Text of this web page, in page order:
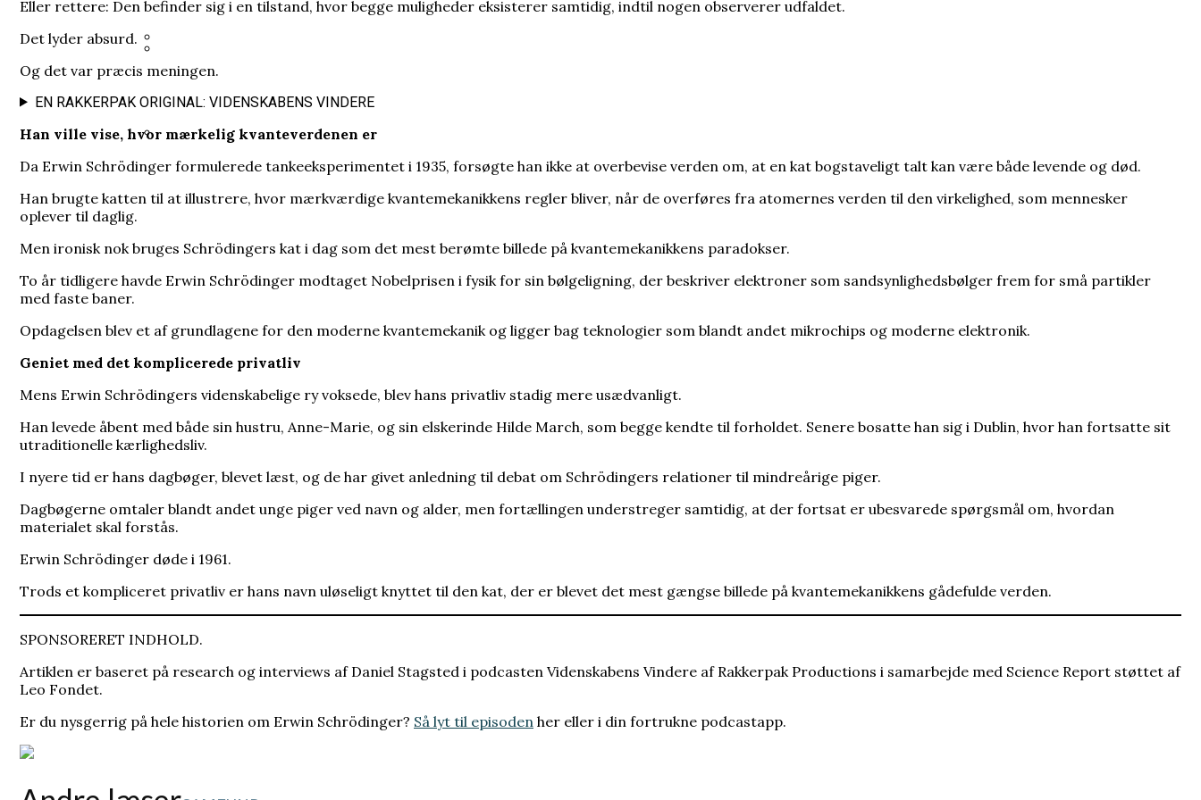
35 års spørgsmål tvang regeringen til ny undersøgelse af Scandinavian Star
Heisenberg hævdede, at han bremsede Hitlers atombombe. Ingen ved, om det passer
I sin fritid blev en embedsmand nobelprismodtager
Eller rettere: Den befinder sig i en tilstand, hvor begge muligheder eksisterer samtidig, indtil nogen observerer udfaldet.
Det lyder absurd.
Og det var præcis meningen.
EN RAKKERPAK ORIGINAL: VIDENSKABENS VINDERE
Han ville vise, hvor mærkelig kvanteverdenen er
Da Erwin Schrödinger formulerede tankeeksperimentet i 1935, forsøgte han ikke at overbevise verden om, at en kat bogstaveligt talt kan være både levende og død.
Han brugte katten til at illustrere, hvor mærkværdige kvantemekanikkens regler bliver, når de overføres fra atomernes verden til den virkelighed, som mennesker
oplever til daglig.
Men ironisk nok bruges Schrödingers kat i dag som det mest berømte billede på kvantemekanikkens paradokser.
To år tidligere havde Erwin Schrödinger modtaget Nobelprisen i fysik for sin bølgeligning, der beskriver elektroner som sandsynlighedsbølger frem for små partikler
med faste baner.
Opdagelsen blev et af grundlagene for den moderne kvantemekanik og ligger bag teknologier som blandt andet mikrochips og moderne elektronik.
Geniet med det komplicerede privatliv
Mens Erwin Schrödingers videnskabelige ry voksede, blev hans privatliv stadig mere usædvanligt.
Han levede åbent med både sin hustru, Anne-Marie, og sin elskerinde Hilde March, som begge kendte til forholdet. Senere bosatte han sig i Dublin, hvor han fortsatte sit
utraditionelle kærlighedsliv.
I nyere tid er hans dagbøger, blevet læst, og de har givet anledning til debat om Schrödingers relationer til mindreårige piger.
Dagbøgerne omtaler blandt andet unge piger ved navn og alder, men fortællingen understreger samtidig, at der fortsat er ubesvarede spørgsmål om, hvordan
materialet skal forstås.
Erwin Schrödinger døde i 1961.
Trods et kompliceret privatliv er hans navn uløseligt knyttet til den kat, der er blevet det mest gængse billede på kvantemekanikkens gådefulde verden.
SPONSORERET INDHOLD.
Artiklen er baseret på research og interviews af Daniel Stagsted i podcasten Videnskabens Vindere af Rakkerpak Productions i samarbejde med Science Report støttet af
Leo Fondet.
Er du nysgerrig på hele historien om Erwin Schrödinger? Så lyt til episoden her eller i din fortrukne podcastapp.